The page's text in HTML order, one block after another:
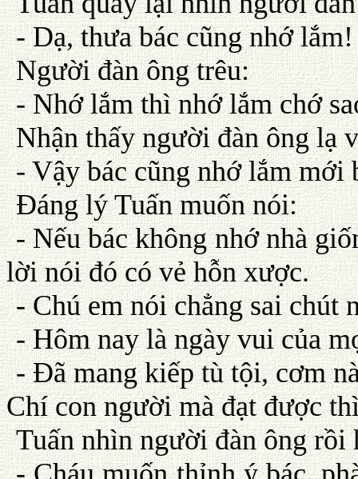
- Dạ, thưa bác cũng nhớ lắm!
Người đàn ông trêu:
- Nhớ lắm thì nhớ lắm chớ
Nhận thấy người đàn ông lạ
- Vậy bác cũng nhớ lắm mới
Ðáng lý Tuấn muốn nói:
- Nếu bác không nhớ nhà
lời nói đó có vẻ hỗn xược.
- Chú em nói chẳng sai
- Hôm nay là ngày vui của
- Ðã mang kiếp tù tội, cơm
Chí con người mà đạt được
Tuấn nhìn người đàn ông rồi